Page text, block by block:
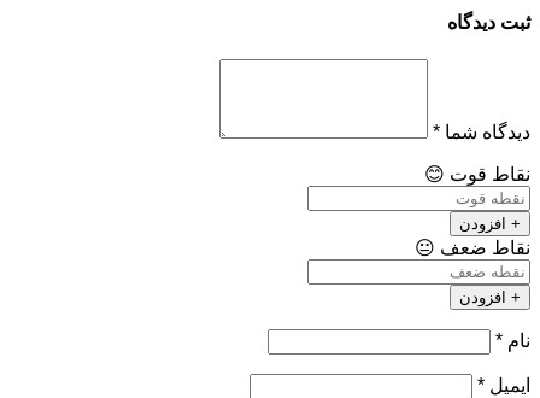
ثبت دیدگاه
دیدگاه شما *
نقاط قوت 😊
+ افزودن
نقاط ضعف 😐
+ افزودن
نام *
ایمیل *